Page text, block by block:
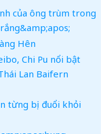
của ông trùm trong
Hên
Chi Pu nổi bật
Lan Baifern
từng bị đuổi khỏi